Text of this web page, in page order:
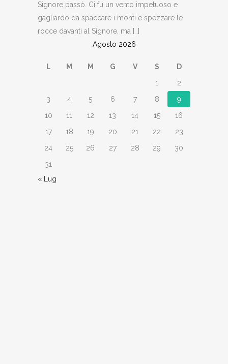
Signore passò. Ci fu un vento impetuoso e
gagliardo da spaccare i monti e spezzare le
rocce davanti al Signore, ma […]
Agosto 2026
L M M G V S
D
1
2
3
4 5 6 7 8
9
10
11 12 13 14 15
16
17
18 19 20 21 22
23
24
25 26 27 28 29
30
31
« Lug